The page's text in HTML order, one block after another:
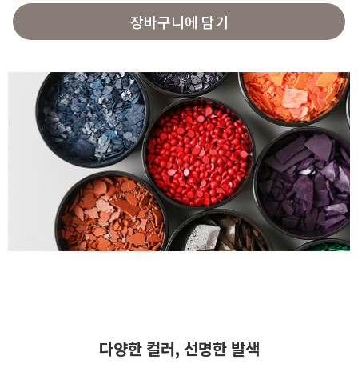
장바구니에 담기
다양한 컬러, 선명한 발색